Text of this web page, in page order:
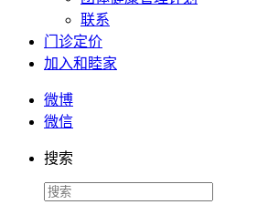
联系
门诊定价
加入和睦家
微博
微信
搜索